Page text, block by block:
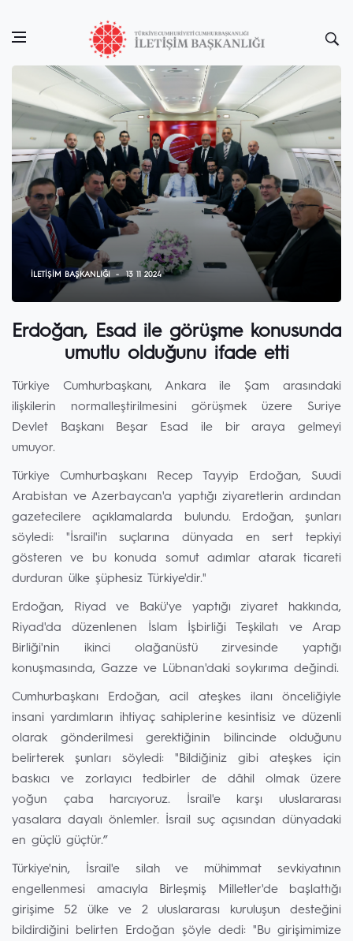
İLETIŞIM BAŞKANLIĞI 13 11 2024
Erdoğan, Esad ile görüşme konusunda
umutlu olduğunu ifade etti
Türkiye Cumhurbaşkanı, Ankara ile Şam arasındaki
ilişkilerin normalleştirilmesini görüşmek üzere Suriye
Devlet Başkanı Beşar Esad ile bir araya gelmeyi
umuyor.
Türkiye Cumhurbaşkanı Recep Tayyip Erdoğan, Suudi
Arabistan ve Azerbaycan'a yaptığı ziyaretlerin ardından
gazetecilere açıklamalarda bulundu. Erdoğan, şunları
söyledi: "İsrail'in suçlarına dünyada en sert tepkiyi
gösteren ve bu konuda somut adımlar atarak ticareti
durduran ülke şüphesiz Türkiye'dir."
Erdoğan, Riyad ve Bakü'ye yaptığı ziyaret hakkında,
Riyad'da düzenlenen İslam İşbirliği Teşkilatı ve Arap
Birliği'nin ikinci olağanüstü zirvesinde yaptığı
konuşmasında, Gazze ve Lübnan'daki soykırıma değindi.
Cumhurbaşkanı Erdoğan, acil ateşkes ilanı önceliğiyle
insani yardımların ihtiyaç sahiplerine kesintisiz ve düzenli
olarak gönderilmesi gerektiğinin bilincinde olduğunu
belirterek şunları söyledi: "Bildiğiniz gibi ateşkes için
baskıcı ve zorlayıcı tedbirler de dâhil olmak üzere
yoğun çaba harcıyoruz. İsrail'e karşı uluslararası
yasalara dayalı önlemler. İsrail suç açısından dünyadaki
en güçlü güçtür.”
Türkiye'nin, İsrail'e silah ve mühimmat sevkiyatının
engellenmesi amacıyla Birleşmiş Milletler'de başlattığı
girişime 52 ülke ve 2 uluslararası kuruluşun desteğini
bildirdiğini belirten Erdoğan şöyle dedi: "Bu girişimimize